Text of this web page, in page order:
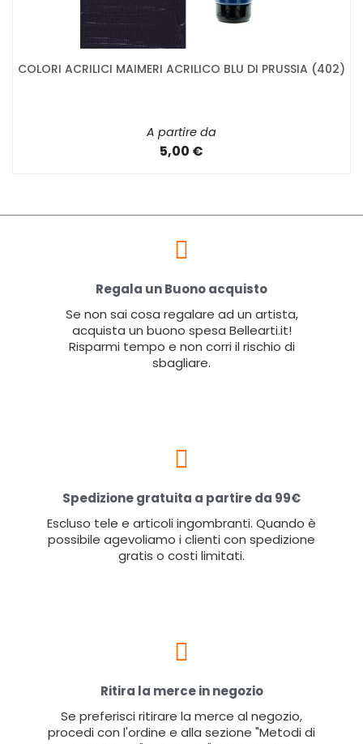
COLORI ACRILICI MAIMERI ACRILICO BLU DI PRUSSIA (402)
A partire da
5,00 €
Regala un Buono acquisto
Se non sai cosa regalare ad un artista,
acquista un buono spesa Bellearti.it!
Risparmi tempo e non corri il rischio di
sbagliare.
Spedizione gratuita a partire da 99€
Escluso tele e articoli ingombranti. Quando è
possibile agevoliamo i clienti con spedizione
gratis o costi limitati.
Ritira la merce in negozio
Se preferisci ritirare la merce al negozio,
procedi con l'ordine e alla sezione "Metodi di